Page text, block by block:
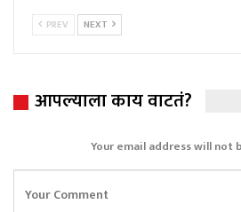
PREV NEXT
आपल्याला काय वाटतं?
Your email address will not